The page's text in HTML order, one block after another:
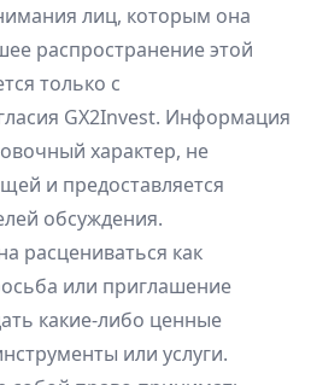
лиц, которым она
распространение этой
только с
GX2Invest. Информация
характер, не
и предоставляется
обсуждения.
расцениваться как
или приглашение
какие-либо ценные
или услуги.